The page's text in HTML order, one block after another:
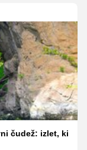
čudež: izlet, ki